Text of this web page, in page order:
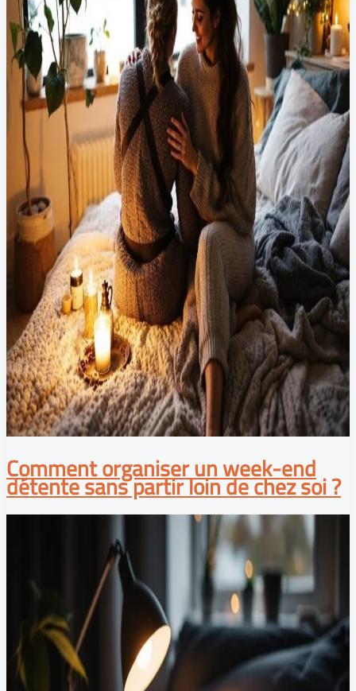
Comment organiser un week-end
détente sans partir loin de chez soi ?